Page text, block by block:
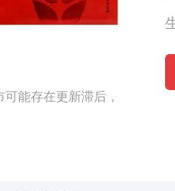
能存在更新滞后，